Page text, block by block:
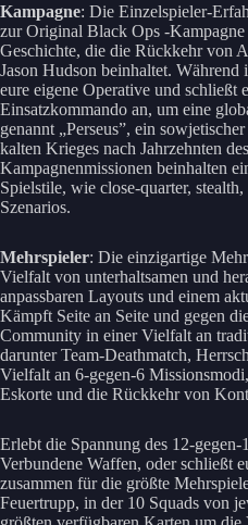
Kampagne: Die Einzelspieler-
zur Original Black Ops -Kampagne
Geschichte, die die Rückkehr von
Jason Hudson beinhaltet.
eure eigene Operative und schließt
Einsatzkommando an, um eine
genannt „Perseus”, ein
kalten Krieges nach Jahrzehnten
Kampagnenmissionen beinhalten
Spielstile, wie close-quarter,
Szenarios.
Mehrspieler: Die einzigartige
Vielfalt von unterhaltsamen und
anpassbaren Layouts und einem
Kämpft Seite an Seite und gegen
Community in einer Vielfalt an
darunter Team-Deathmatch,
Vielfalt an 6-gegen-6
Eskorte und die Rückkehr von
Erlebt die Spannung des 12-
Verbundene Waffen, oder schließt
zusammen für die größte
Feuertrupp, in der 10 Squads von